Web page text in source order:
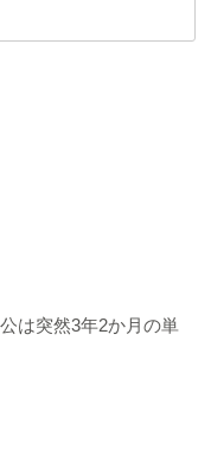
は突然3年2か月の単